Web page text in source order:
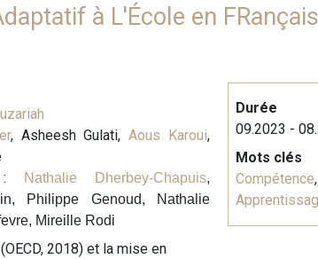
à L'École en FRançais
, Asheesh Gulati,Aous Karoui,
Nathalie Dherbey-Chapuis,
Philippe Genoud, Nathalie
Mireille Rodi
2018) et la mise en
Durée
09.2023 -
Mots clés
Compétence,